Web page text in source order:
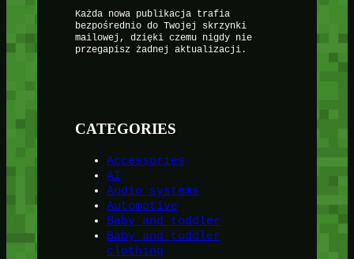
Każda nowa publikacja trafia
bezpośrednio do Twojej skrzynki
mailowej, dzięki czemu nigdy nie
przegapisz żadnej aktualizacji.
CATEGORIES
Accessories
AI
Audio systems
Automotive
Baby and toddler
Baby and toddler
clothing